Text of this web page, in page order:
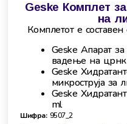
Geske Комплет
на
Комплетот е
Geske Апарат
вадење на
Geske
микроструја за
Geske
ml
Шифра: 9507_2